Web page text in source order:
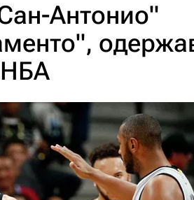
Антонио"
НБА